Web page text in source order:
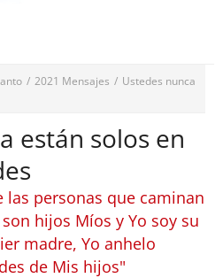
/ 2021 Mensajes / Ustedes nunca
están solos en
las personas que caminan
hijos Míos y Yo soy su
madre, Yo anhelo
de Mis hijos"